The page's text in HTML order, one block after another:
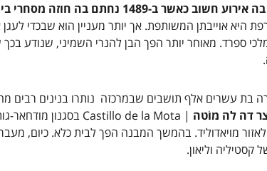
נחתם בה חוזה מסחרי בין ספרד לאנגליה
היא אוייבתן המשותפת. אך יותר מעניין הוא שבכדי
ספרד. מאוחר יותר הפך הבן להנרי השמיני, שנודע
אלף תושבים שבמרכזה נותרו בנינים רבים מהמאות ה-16 ואילך, בעיקר סביב
דה לה מוֺטה
מויאדוליד. בהמשך המבנה הפך לבית כלא. כיום,
קסטיליה וליאון.